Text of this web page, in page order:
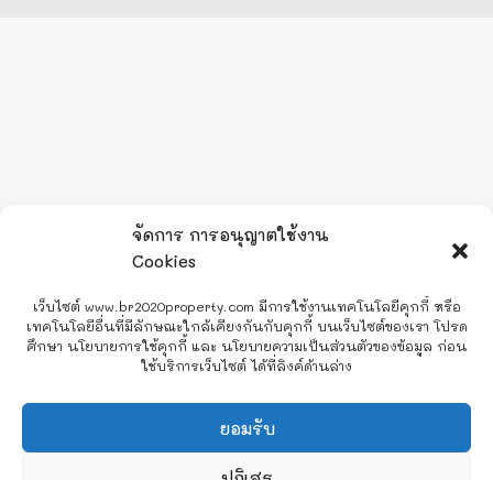
จัดการ การอนุญาตใช้งาน
Cookies
เว็บไซต์ www.br2020property.com มีการใช้งานเทคโนโลยีคุกกี้ หรือ
เทคโนโลยีอื่นที่มีลักษณะใกล้เคียงกันกับคุกกี้ บนเว็บไซต์ของเรา โปรด
ศึกษา นโยบายการใช้คุกกี้ และ นโยบายความเป็นส่วนตัวของข้อมูล ก่อน
ใช้บริการเว็บไซต์ ได้ที่ลิงค์ด้านล่าง
ยอมรับ